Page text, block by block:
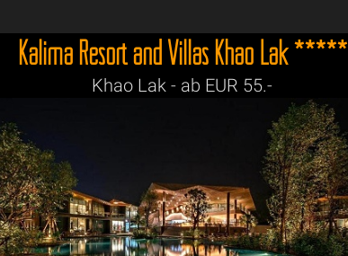
Kalima Resort and Villas Khao Lak *****
Khao Lak - ab EUR 55.-